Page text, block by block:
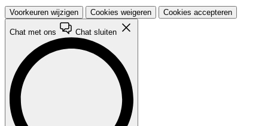
Voorkeuren wijzigen Cookies weigeren Cookies accepteren
Chat met ons Chat sluiten